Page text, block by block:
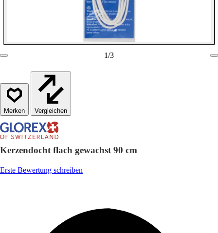
1/3
Vergleichen
Kerzendocht flach gewachst 90 cm
Erste Bewertung schreiben